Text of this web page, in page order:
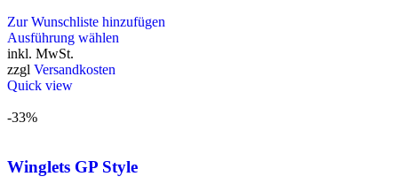
Zur Wunschliste hinzufügen
Ausführung wählen
können
auf
inkl. MwSt.
zzgl Versandkosten
Quick view
-33%
Winglets GP Style